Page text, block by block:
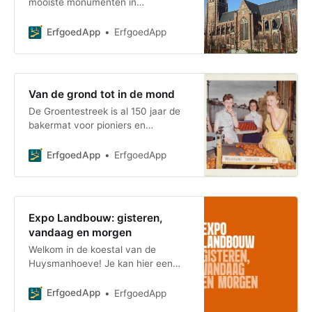
kennismaken met het landelijke
ErfgoedApp ErfgoedApp
Van de grond tot in de mond
De Groentestreek is al 150 jaar de
bakermat voor pioniers en
Gevoed door de twee Neten, Dijle,
ErfgoedApp ErfgoedApp
Expo Landbouw: gisteren,
vandaag en morgen
Welkom in de koestal van de
Huysmanhoeve! Je kan hier een
erfgoedapp of zonder de app eens
ErfgoedApp ErfgoedApp